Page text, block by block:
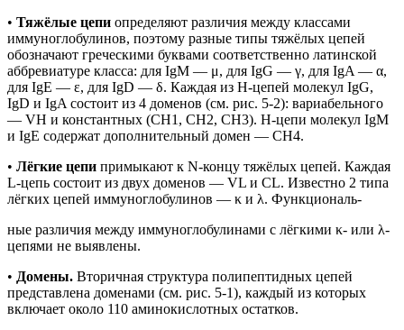
• Тяжёлые цепи определяют различия между классами
иммуноглобулинов, поэтому разные типы тяжёлых цепей
обозначают греческими буквами соответственно латинской
аббревиатуре класса: для IgM — μ, для IgG — γ, для IgA — α,
для IgE — ε, для IgD — δ. Каждая из H-цепей молекул IgG,
IgD и IgA состоит из 4 доменов (см. рис. 5-2): вариабельного
— VH и константных (СН1, СН2, СН3). H-цепи молекул IgM
и IgE содержат дополнительный домен — СН4.
• Лёгкие цепи примыкают к N-концу тяжёлых цепей. Каждая
L-цепь состоит из двух доменов — VL и CL. Известно 2 типа
лёгких цепей иммуноглобулинов — κ и λ. Функциональ-
ные различия между иммуноглобулинами с лёгкими κ- или λ-
цепями не выявлены.
• Домены. Вторичная структура полипептидных цепей
представлена доменами (см. рис. 5-1), каждый из которых
включает около 110 аминокислотных остатков.